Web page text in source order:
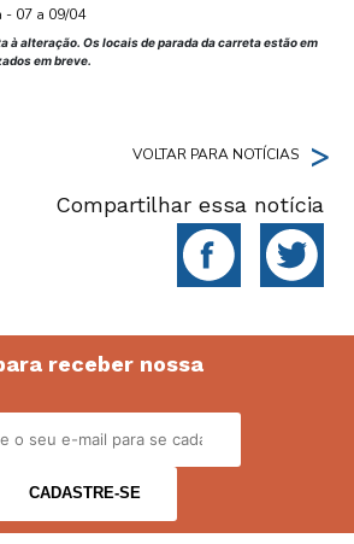
- 07 a 09/04
à alteração. Os locais de parada da carreta estão em
em breve.
VOLTAR PARA NOTÍCIAS >
Compartilhar essa notícia
receber nossa